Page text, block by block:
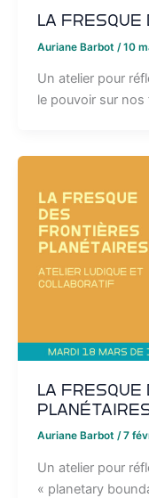
La Fresque
Auriane Barbot /10
Un atelier pour
le pouvoir sur nos
La
Auriane Barbot /7
Un atelier pour
« planetary